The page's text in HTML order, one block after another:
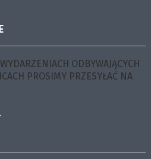
ODBYWAJĄCYCH
PROSIMY PRZESYŁAĆ NA